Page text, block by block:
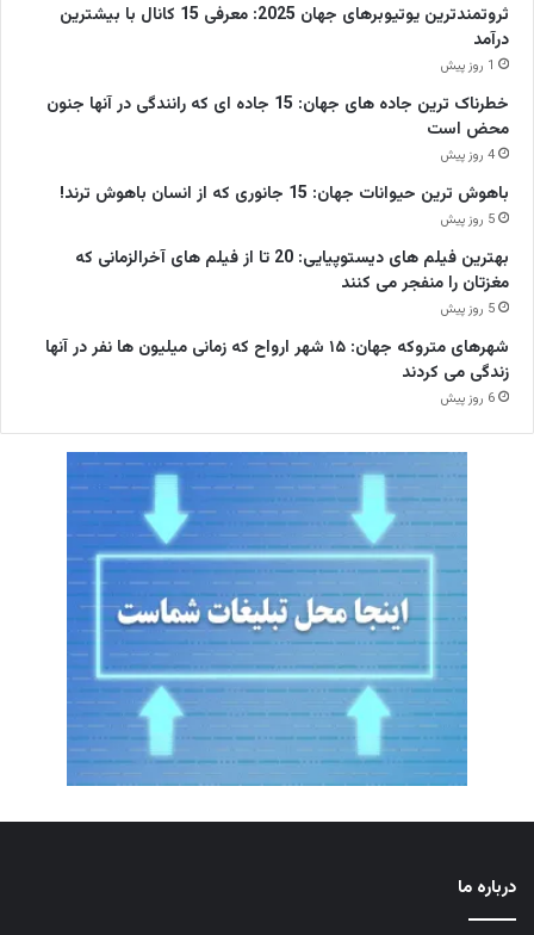
ثروتمندترین یوتیوبرهای جهان 2025: معرفی 15 کانال با بیشترین
درآمد
1 روز پیش
خطرناک ترین جاده های جهان: 15 جاده ای که رانندگی در آنها جنون
محض است
4 روز پیش
باهوش ترین حیوانات جهان: 15 جانوری که از انسان باهوش ترند!
5 روز پیش
بهترین فیلم های دیستوپیایی: 20 تا از فیلم های آخرالزمانی که
مغزتان را منفجر می کنند
5 روز پیش
شهرهای متروکه جهان: ۱۵ شهر ارواح که زمانی میلیون ها نفر در آنها
زندگی می کردند
6 روز پیش
درباره ما